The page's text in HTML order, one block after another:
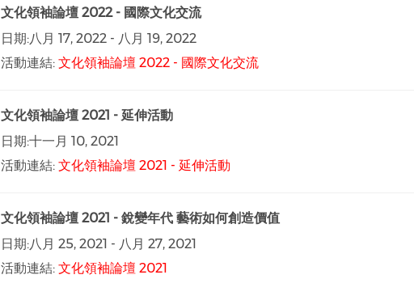
文化領袖論壇 2022 - 國際文化交流
日期:八月 17, 2022- 八月 19, 2022
活動連結: 文化領袖論壇 2022 - 國際文化交流
文化領袖論壇 2021 - 延伸活動
日期:十一月 10, 2021
活動連結: 文化領袖論壇 2021 - 延伸活動
文化領袖論壇 2021 - 銳變年代 藝術如何創造價值
日期:八月 25, 2021 - 八月 27, 2021
活動連結: 文化領袖論壇 2021